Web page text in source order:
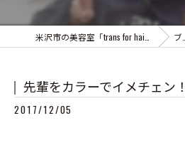
ブログ
先輩をカラーでイメチェン！
2017/12/05